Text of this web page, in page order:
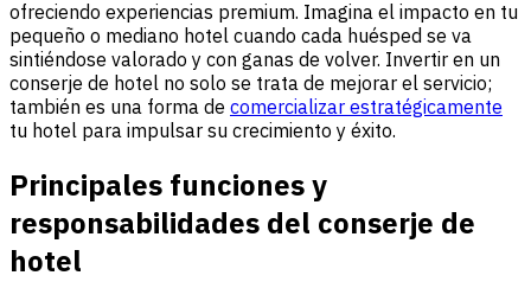
ofreciendo experiencias premium. Imagina el impacto en tu
pequeño o mediano hotel cuando cada huésped se va
sintiéndose valorado y con ganas de volver. Invertir en un
conserje de hotel no solo se trata de mejorar el servicio;
también es una forma de comercializar estratégicamente
tu hotel para impulsar su crecimiento y éxito.
Principales funciones y
responsabilidades del conserje de
hotel